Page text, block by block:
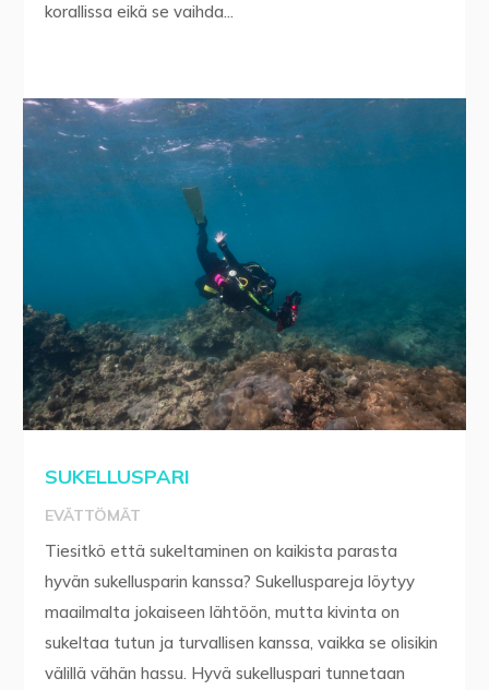
korallissa eikä se vaihda...
SUKELLUSPARI
EVÄTTÖMÄT
Tiesitkö että sukeltaminen on kaikista parasta
hyvän sukellusparin kanssa? Sukelluspareja löytyy
maailmalta jokaiseen lähtöön, mutta kivinta on
sukeltaa tutun ja turvallisen kanssa, vaikka se olisikin
välillä vähän hassu. Hyvä sukelluspari tunnetaan